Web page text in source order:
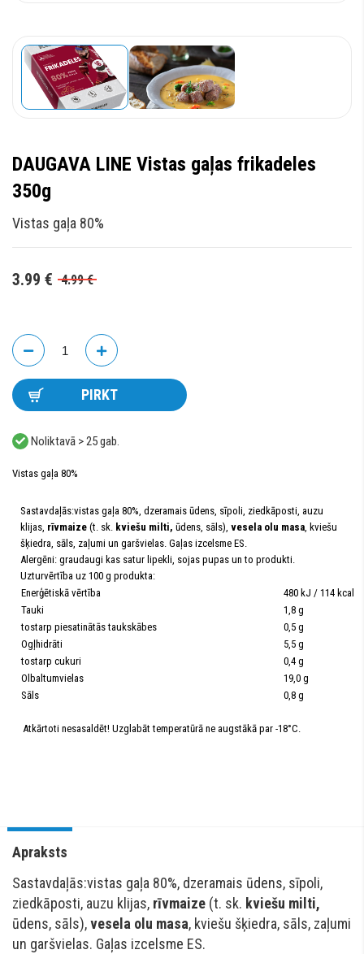
DAUGAVA LINE Vistas gaļas frikadeles
350g
Vistas gaļa 80%
4.99€
3.99 €
PIRKT
Noliktavā > 25 gab.
Vistas gaļa 80%
Sastavdaļās:vistas gaļa 80%, dzeramais ūdens, sīpoli, ziedkāposti, auzu
klijas, rīvmaize (t. sk. kviešu milti, ūdens, sāls), vesela olu masa, kviešu
šķiedra, sāls, zaļumi un garšvielas. Gaļas izcelsme ES.
Alergēni: graudaugi kas satur lipekli, sojas pupas un to produkti.
Uzturvērtība uz 100 g produkta:
Enerģētiskā vērtība
480 kJ / 114 kcal
Tauki
1,8 g
tostarp piesatinātās taukskābes
0,5 g
Ogļhidrāti
5,5 g
tostarp cukuri
0,4 g
Olbaltumvielas
19,0 g
Sāls
0,8 g
Atkārtoti nesasaldēt! Uzglabāt temperatūrā ne augstākā par -18°C.
Apraksts
Sastavdaļās:vistas gaļa 80%, dzeramais ūdens, sīpoli,
ziedkāposti, auzu klijas, rīvmaize (t. sk. kviešu milti,
ūdens, sāls),vesela olu masa, kviešu šķiedra, sāls, zaļumi
un garšvielas. Gaļas izcelsme ES.